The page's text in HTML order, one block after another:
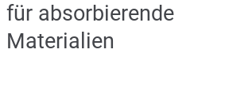
für absorbierende
Materialien